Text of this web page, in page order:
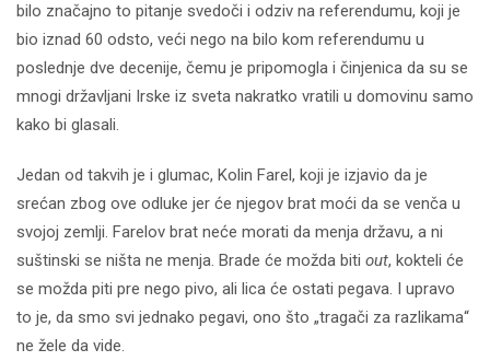
bilo značajno to pitanje svedoči i odziv na referendumu, koji je
bio iznad 60 odsto, veći nego na bilo kom referendumu u
poslednje dve decenije, čemu je pripomogla i činjenica da su se
mnogi državljani Irske iz sveta nakratko vratili u domovinu samo
kako bi glasali.
Jedan od takvih je i glumac, Kolin Farel, koji je izjavio da je
srećan zbog ove odluke jer će njegov brat moći da se venča u
svojoj zemlji. Farelov brat neće morati da menja državu, a ni
suštinski se ništa ne menja. Brade će možda biti out, kokteli će
se možda piti pre nego pivo, ali lica će ostati pegava. I upravo
to je, da smo svi jednako pegavi, ono što „tragači za razlikama“
ne žele da vide.